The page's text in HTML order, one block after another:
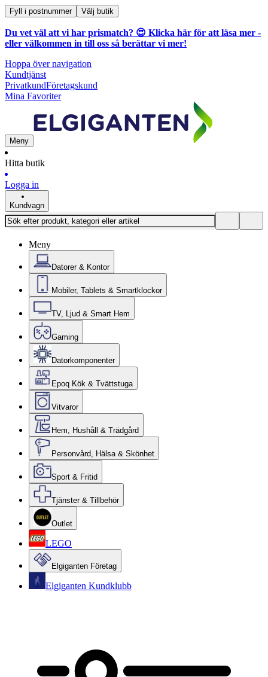
Fyll i postnummer Välj butik
Du vet väl att vi har prismatch? 😍 Klicka här för att läsa mer -
eller välkommen in till oss så berättar vi mer!
Hoppa över navigation
Kundtjänst
PrivatkundFöretagskund
Mina Favoriter
Meny
Hitta butik
Logga in
Kundvagn
Meny
Datorer & Kontor
Mobiler, Tablets & Smartklockor
TV, Ljud & Smart Hem
Gaming
Datorkomponenter
Epoq Kök & Tvättstuga
Vitvaror
Hem, Hushåll & Trädgård
Personvård, Hälsa & Skönhet
Sport & Fritid
Tjänster & Tillbehör
Outlet
LEGO
Elgiganten Företag
Elgiganten Kundklubb